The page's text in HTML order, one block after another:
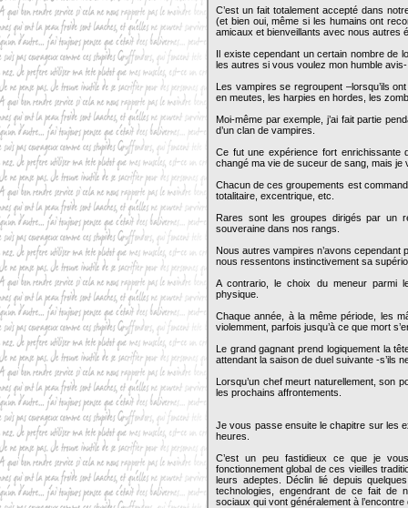
C’est un fait totalement accepté dans
(et bien oui, même si les humains ont
amicaux et bienveillants avec nous autres
Il existe cependant un certain nombre de
les autres si vous voulez mon humble
Les vampires se regroupent –lorsqu’ils
en meutes, les harpies en hordes, les
Moi-même par exemple, j’ai fait partie
d’un clan de vampires.
Ce fut une expérience fort enrichissante
changé ma vie de suceur de sang, mais
Chacun de ces groupements est
totalitaire, excentrique, etc.
Rares sont les groupes dirigés par un
souveraine dans nos rangs.
Nous autres vampires n’avons
nous ressentons instinctivement sa
A contrario, le choix du meneur parmi
physique.
Chaque année, à la même période, les
violemment, parfois jusqu’à ce que mort
Le grand gagnant prend logiquement la
attendant la saison de duel suivante -s’ils
Lorsqu’un chef meurt naturellement, son
les prochains affrontements.
Je vous passe ensuite le chapitre sur les
heures.
C’est un peu fastidieux ce que je
fonctionnement global de ces vieilles
leurs adeptes. Déclin lié depuis
technologies, engendrant de ce fait de
sociaux qui vont généralement à